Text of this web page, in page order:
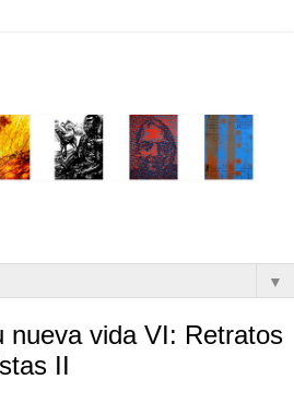
▼
nueva vida VI: Retratos
II